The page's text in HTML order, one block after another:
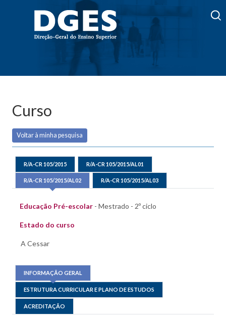
Curso
Voltar à minha pesquisa
R/A-CR 105/2015 R/A-CR 105/2015/AL01
R/A-CR 105/2015/AL02 R/A-CR 105/2015/AL03
Educação Pré-escolar - Mestrado - 2º ciclo
Estado do curso
INFORMAÇÃO GERAL
ESTRUTURA CURRICULAR E PLANO DE ESTUDOS
ACREDITAÇÃO